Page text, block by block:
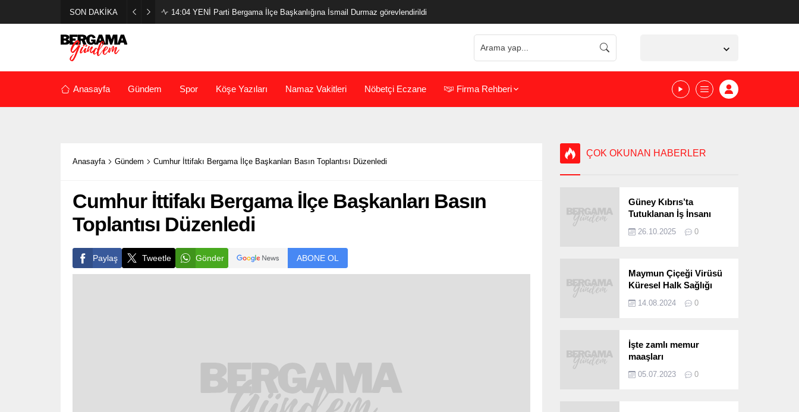
SON DAKİKA 14:04 YENİ Parti Bergama İlçe Başkanlığına İsmail Durmaz görevlendirildi
Anasayfa Gündem Spor Köşe Yazıları Namaz Vakitleri Nöbetçi Eczane Firma Rehberi
Anasayfa Gündem Cumhur İttifakı Bergama İlçe Başkanları Basın Toplantısı Düzenledi
Cumhur İttifakı Bergama İlçe Başkanları Basın
Toplantısı Düzenledi
Paylaş Tweetle Gönder ABONE OL
ÇOK OKUNAN HABERLER
Güney Kıbrıs’ta
Tutuklanan İş İnsanı
26.10.2025 0
Maymun Çiçeği Virüsü
Küresel Halk Sağlığı
Edildi
14.08.2024 0
İşte zamlı memur
maaşları
05.07.2023 0